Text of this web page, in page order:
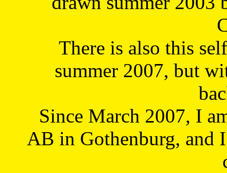
There is also this
summer 2007, but
Since March 2007, I
AB in Gothenburg, and